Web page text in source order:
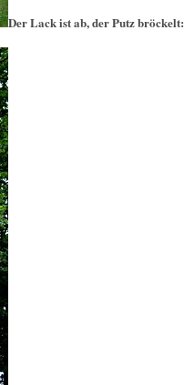
Der Lack ist ab, der Putz bröckelt: